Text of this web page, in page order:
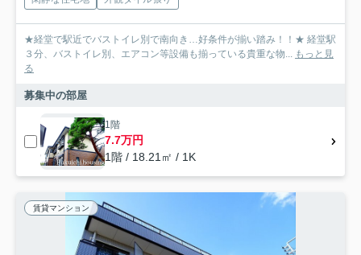
★経堂で駅近でバストイレ別で南向き…好条件が揃い踏み！！★ 経堂駅
３分、バストイレ別、エアコン等設備も揃っている貴重な物... もっと見
る
募集中の部屋
1階
7.7万円
1階 / 18.21㎡ / 1K
賃貸マンション